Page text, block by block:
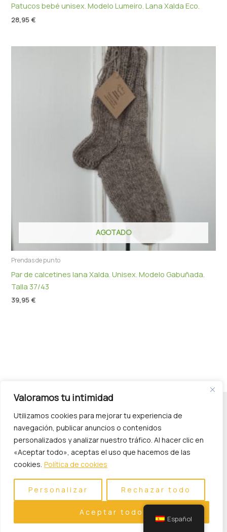
Valoramos tu intimidad
Utilizamos cookies para mejorar tu experiencia de
navegación, publicar anuncios o contenidos
personalizados y analizar nuestro tráfico. Al hacer clic en
«Aceptar todo», aceptas el uso que hacemos de las
cookies. Política de cookies
Personalizar Rechazar todo
Aceptar todo
Patucos bebé unisex. Modelo Lumeiro. Lana Xalda Eco.
28,95 €
AGOTADO
Prendas de punto
Par de calcetines lana Xalda. Unisex. Modelo Gabuñada.
Talla 37/43
39,95 €
Política de Privacidad
Español